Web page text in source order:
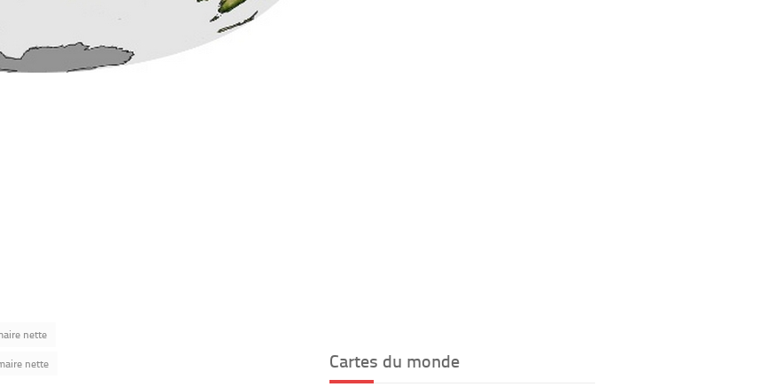
nette
nette
Cartes du monde